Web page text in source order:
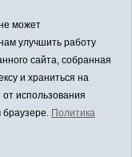
77 - 65176
в сфере
массовых
г.
может
улучшить работу
сайта, собранная
и храниться на
использования
браузере. Политика